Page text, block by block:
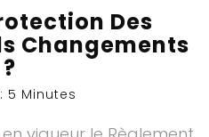
Des
Changements
?
5 Minutes